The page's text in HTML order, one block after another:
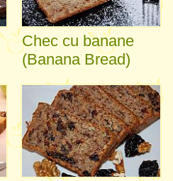
Chec cu banane
(Banana Bread)